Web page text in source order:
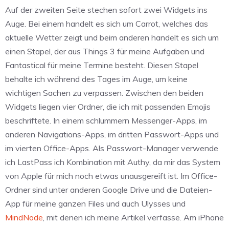
Auf der zweiten Seite stechen sofort zwei Widgets ins
Auge. Bei einem handelt es sich um Carrot, welches das
aktuelle Wetter zeigt und beim anderen handelt es sich um
einen Stapel, der aus Things 3 für meine Aufgaben und
Fantastical für meine Termine besteht. Diesen Stapel
behalte ich während des Tages im Auge, um keine
wichtigen Sachen zu verpassen. Zwischen den beiden
Widgets liegen vier Ordner, die ich mit passenden Emojis
beschriftete. In einem schlummern Messenger-Apps, im
anderen Navigations-Apps, im dritten Passwort-Apps und
im vierten Office-Apps. Als Passwort-Manager verwende
ich LastPass ich Kombination mit Authy, da mir das System
von Apple für mich noch etwas unausgereift ist. Im Office-
Ordner sind unter anderen Google Drive und die Dateien-
App für meine ganzen Files und auch Ulysses und
MindNode , mit denen ich meine Artikel verfasse. Am iPhone